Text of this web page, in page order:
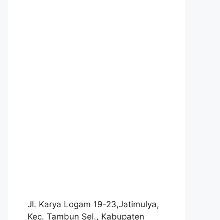
Jl. Karya Logam 19-23,Jatimulya,
Kec. Tambun Sel., Kabupaten